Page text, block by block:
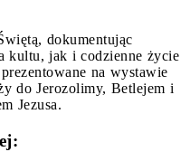
dokumentując
kultu, jak i codzienne życie
na wystawie
do Jerozolimy, Betlejem i
Jezusa.